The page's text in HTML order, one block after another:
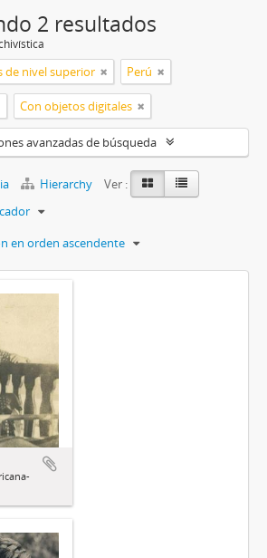
2 resultados
de nivel superior Perú
Con objetos digitales
avanzadas de búsqueda
Hierarchy
Ver :
en orden ascendente